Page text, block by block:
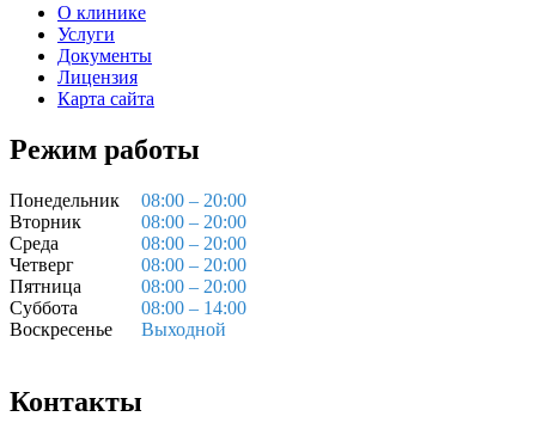
О клинике
Услуги
Документы
Лицензия
Карта сайта
Режим работы
Понедельник
Вторник
Среда
Четверг
Пятница
Суббота
Воскресенье
08:00 – 20:00
08:00 – 20:00
08:00 – 20:00
08:00 – 20:00
08:00 – 20:00
08:00 – 14:00
Выходной
Контакты